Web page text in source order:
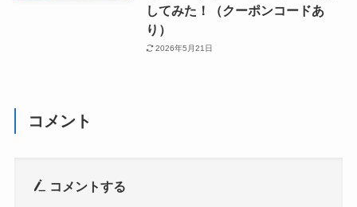
してみた！（クーポンコードあ
り）
2026年5月21日
コメント
コメントする